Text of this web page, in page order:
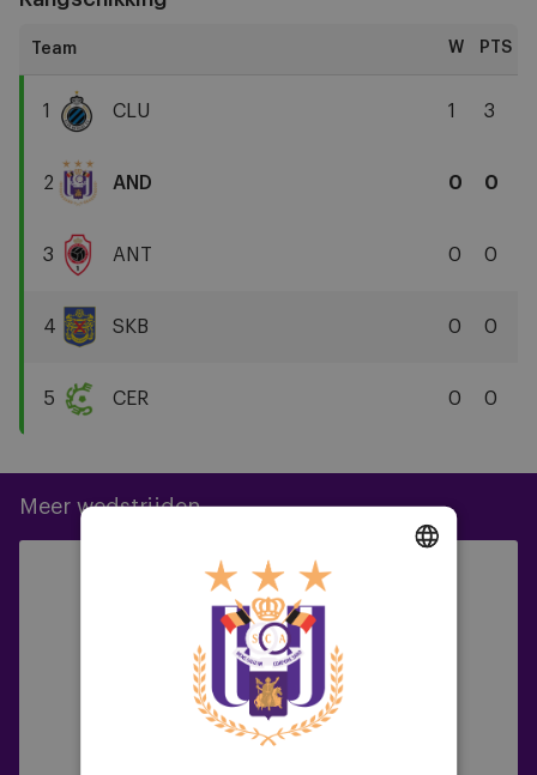
W PTS
1
Brugge
KV
CLU 1 3
2
Anderlecht
AND 0 0
3
Antwerp
FC
ANT 0 0
4
Beveren
SKB 0 0
5
CER 0 0
Meer wedstrijden
15/07/2026 -18:30
Friendlies A-team
0 1